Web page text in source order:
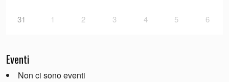
31 1 2 3 4 5 6
Eventi
Non ci sono eventi